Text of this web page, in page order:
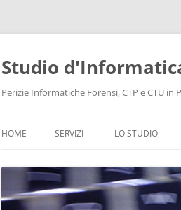
Vai
contenuto
Studio
Perizie Informatiche Forensi, CTP e CTU in
HOME SERVIZI
CONSULENZA INFORMATICA
LO STUDIO